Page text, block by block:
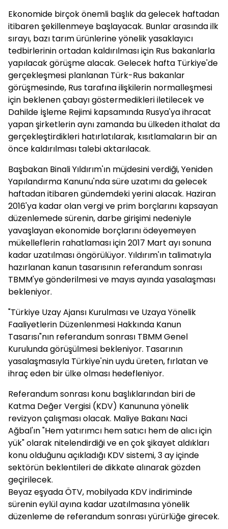
Ekonomide birçok önemli başlık da gelecek haftadan
itibaren şekillenmeye başlayacak. Bunlar arasında ilk
sırayı, bazı tarım ürünlerine yönelik yasaklayıcı
tedbirlerinin ortadan kaldırılması için Rus bakanlarla
yapılacak görüşme alacak. Gelecek hafta Türkiye'de
gerçekleşmesi planlanan Türk-Rus bakanlar
görüşmesinde, Rus tarafına ilişkilerin normalleşmesi
için beklenen çabayı göstermedikleri iletilecek ve
Dahilde İşleme Rejimi kapsamında Rusya'ya ihracat
yapan şirketlerin aynı zamanda bu ülkeden ithalat da
gerçekleştirdikleri hatırlatılarak, kısıtlamaların bir an
önce kaldırılması talebi aktarılacak.
Başbakan Binali Yıldırım'ın müjdesini verdiği, Yeniden
Yapılandırma Kanunu'nda süre uzatımı da gelecek
haftadan itibaren gündemdeki yerini alacak. Haziran
2016'ya kadar olan vergi ve prim borçlarını kapsayan
düzenlemede sürenin, darbe girişimi nedeniyle
yavaşlayan ekonomide borçlarını ödeyemeyen
mükelleflerin rahatlaması için 2017 Mart ayı sonuna
kadar uzatılması öngörülüyor. Yıldırım'ın talimatıyla
hazırlanan kanun tasarısının referandum sonrası
TBMM'ye gönderilmesi ve mayıs ayında yasalaşması
bekleniyor.
"Türkiye Uzay Ajansı Kurulması ve Uzaya Yönelik
Faaliyetlerin Düzenlenmesi Hakkında Kanun
Tasarısı"nın referandum sonrası TBMM Genel
Kurulunda görüşülmesi bekleniyor. Tasarının
yasalaşmasıyla Türkiye'nin uydu üreten, fırlatan ve
ihraç eden bir ülke olması hedefleniyor.
Referandum sonrası konu başlıklarından biri de
Katma Değer Vergisi (KDV) Kanununa yönelik
revizyon çalışması olacak. Maliye Bakanı Naci
Ağbal'ın "Hem yatırımcı hem satıcı hem de alıcı için
yük" olarak nitelendirdiği ve en çok şikayet aldıkları
konu olduğunu açıkladığı KDV sistemi, 3 ay içinde
sektörün beklentileri de dikkate alınarak gözden
geçirilecek.
Beyaz eşyada ÖTV, mobilyada KDV indiriminde
sürenin eylül ayına kadar uzatılmasına yönelik
düzenleme de referandum sonrası yürürlüğe girecek.